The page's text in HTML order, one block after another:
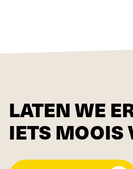
LATEN WE
IETS MOOIS